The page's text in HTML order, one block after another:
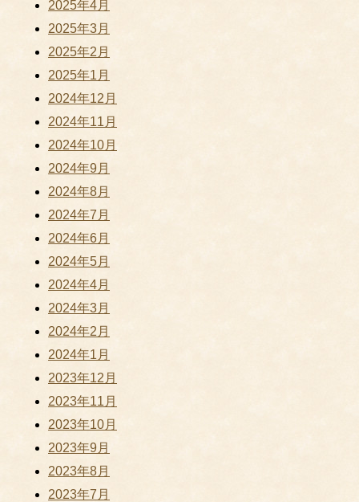
2025年4月
2025年3月
2025年2月
2025年1月
2024年12月
2024年11月
2024年10月
2024年9月
2024年8月
2024年7月
2024年6月
2024年5月
2024年4月
2024年3月
2024年2月
2024年1月
2023年12月
2023年11月
2023年10月
2023年9月
2023年8月
2023年7月